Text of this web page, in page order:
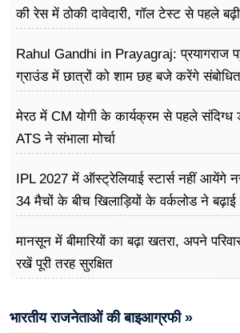
की रेस में ठोकी दावेदारी, गॉल टेस्ट से पहले
Rahul Gandhi in Prayagraj: प्रयागराज
ग्राउंड में छात्रों को शाम छह बजे करेंगे संबोधित
मेरठ में CM योगी के कार्यक्रम से पहले संदिग्ध
ATS ने संभाला मोर्चा
IPL 2027 में ऑस्ट्रेलियाई स्टार्स नहीं आयेंगे
34 मैचों के बीच खिलाड़ियों के वर्कलोड ने बढ़ाई
मानसून में बीमारियों का बढ़ा खतरा, अपने
रखें पूरी तरह सुरक्षित
भारतीय राजनेताओं की बाइआग्रफी »